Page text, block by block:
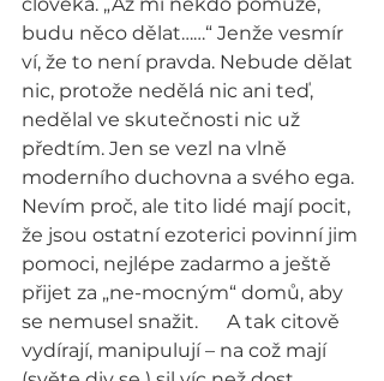
budu něco dělat……“ Jenže vesmír
ví, že to není pravda. Nebude dělat
nic, protože nedělá nic ani teď,
nedělal ve skutečnosti nic už
předtím. Jen se vezl na vlně
moderního duchovna a svého ega.
Nevím proč, ale tito lidé mají pocit,
že jsou ostatní ezoterici povinní jim
pomoci, nejlépe zadarmo a ještě
přijet za „ne-mocným“ domů, aby
se nemusel snažit.      A tak citově
vydírají, manipulují – na což mají